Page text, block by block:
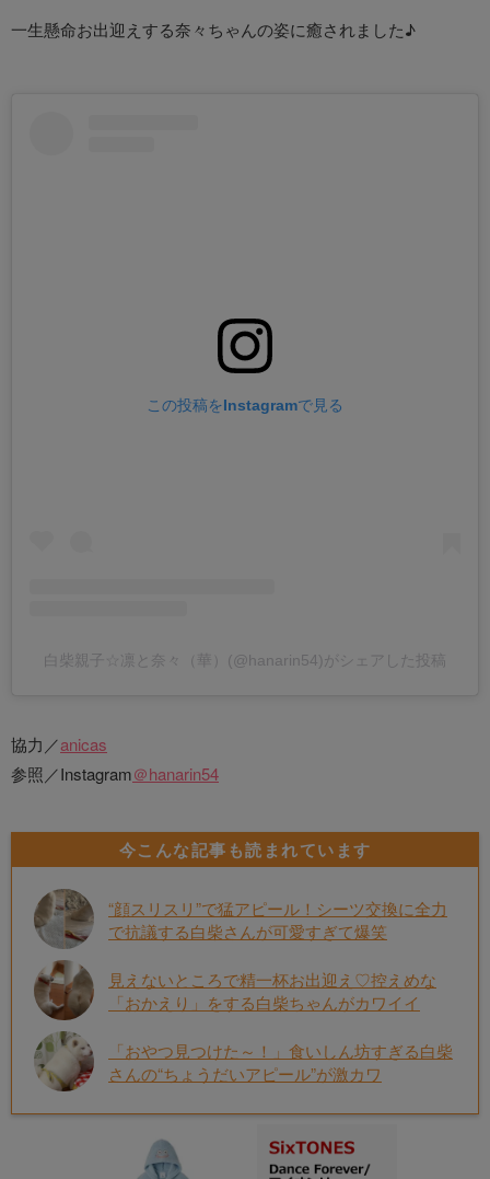
一生懸命お出迎えする奈々ちゃんの姿に癒されました♪
この投稿をInstagramで見る
白柴親子☆凛と奈々（華）(@hanarin54)がシェアした投稿
協力／anicas
参照／Instagram＠hanarin54
今こんな記事も読まれています
“顔スリスリ”で猛アピール！シーツ交換に全力
で抗議する白柴さんが可愛すぎて爆笑
見えないところで精一杯お出迎え♡控えめな
「おかえり」をする白柴ちゃんがカワイイ
「おやつ見つけた～！」食いしん坊すぎる白柴
さんの“ちょうだいアピール”が激カワ